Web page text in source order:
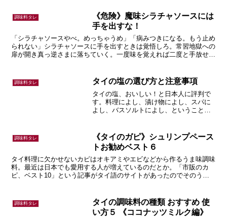
調味料タレ
《危険》魔味シラチャソースには
手を出すな！
「シラチャソースやべ。めっちゃうめ」「病みつきになる。もう止め
られない」シラチャソースに手を出すときは覚悟しろ。常習地獄への
扉が開き真っ逆さまに落ちていく。一度味を覚えれば二度と手放せな
調味料タレ タイの塩の選び方と注意事項
タイの塩、おいしい！と日本人に評判で
す。料理によし、漬け物によし、スパに
よし、バスソルトによし、ということ
の話です。
調味料タレ
《タイのガピ》シュリンプペース
トお勧めベスト６
タイ料理に欠かせないカピはオキアミやエビなどから作るうま味調味
料。最近は日本でも愛用する人が増えているのだとか。「市販のカ
ピ、ベスト10」という記事がタイ語のサイトがあったのでそのうち
調味料タレ
タイの調味料の種類 おすすめ 使
い方５ 《ココナッツミルク編》